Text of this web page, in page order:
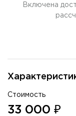
Стоимость
33 000 ₽
Включена